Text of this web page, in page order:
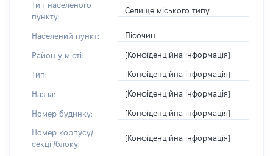
Тип населеного
пункту:
Селище міського типу
Населений пункт: Пісочин
Район у місті: [Конфіденційна інформація]
Тип: [Конфіденційна інформація]
Назва: [Конфіденційна інформація]
Номер будинку: [Конфіденційна інформація]
Номер корпусу/
секції/блоку:
[Конфіденційна інформація]